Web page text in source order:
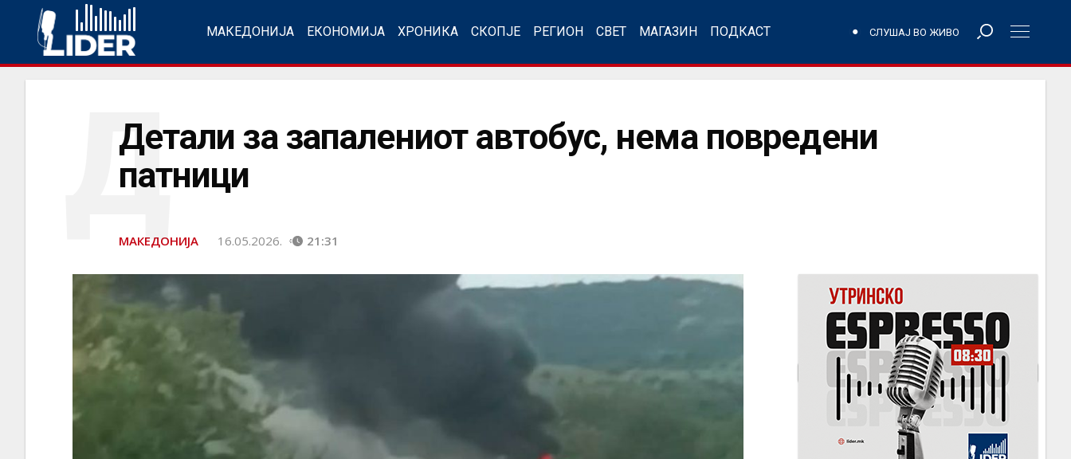
МАКЕДОНИЈА ЕКОНОМИЈА ХРОНИКА СКОПЈЕ РЕГИОН СВЕТ МАГАЗИН ПОДКАСТ СЛУШАЈ ВО ЖИВО
Детали за запалениот автобус, нема повредени
патници
Д
МАКЕДОНИЈА 16.05.2026. 21:31